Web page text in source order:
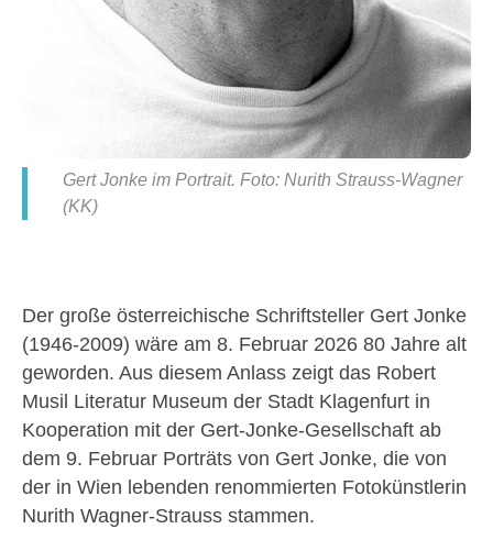
Gert Jonke im Portrait. Foto: Nurith Strauss-Wagner
(KK)
Der große österreichische Schriftsteller Gert Jonke
(1946-2009) wäre am 8. Februar 2026 80 Jahre alt
geworden. Aus diesem Anlass zeigt das Robert
Musil Literatur Museum der Stadt Klagenfurt in
Kooperation mit der Gert-Jonke-Gesellschaft ab
dem 9. Februar Porträts von Gert Jonke, die von
der in Wien lebenden renommierten Fotokünstlerin
Nurith Wagner-Strauss stammen.